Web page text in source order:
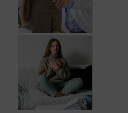
Quand consulter à
nouveau pour
migraine ou maux de
tête?